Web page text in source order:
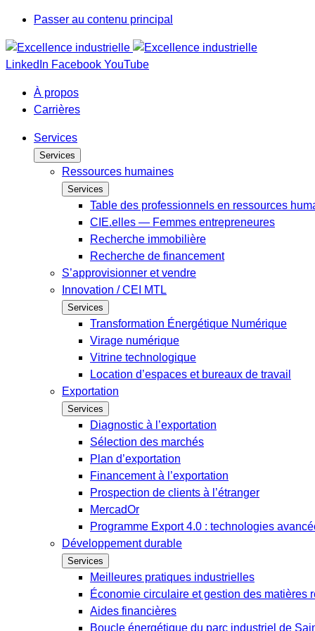
Passer au contenu principal
LinkedIn Facebook YouTube
À propos
Carrières
Services
Services
Ressources humaines
Services
Table des professionnels en ressources
CIE.elles — Femmes entrepreneures
Recherche immobilière
Recherche de financement
S’approvisionner et vendre
Innovation / CEI MTL
Services
Transformation Énergétique Numérique
Virage numérique
Vitrine technologique
Location d’espaces et bureaux de travail
Exportation
Services
Diagnostic à l’exportation
Sélection des marchés
Plan d’exportation
Financement à l’exportation
Prospection de clients à l’étranger
MercadOr
Programme Export 4.0 : technologies
Développement durable
Services
Meilleures pratiques industrielles
Économie circulaire et gestion des matières
Aides financières
Boucle énergétique du parc industriel de